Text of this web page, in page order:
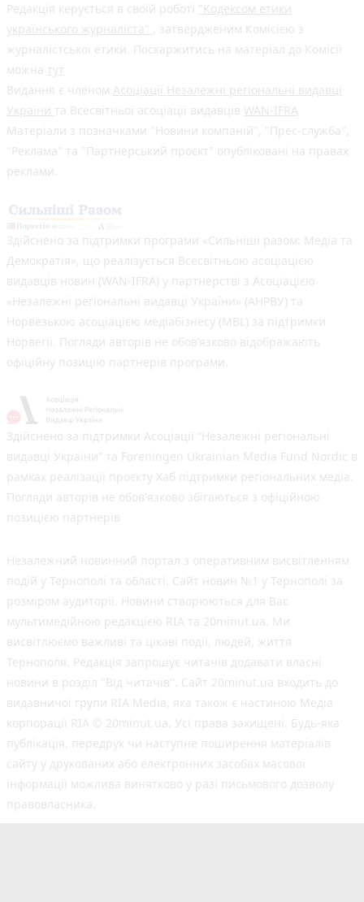
Редакція керується в своїй роботі "Кодексом етики
українського журналіста" , затвердженим Комісією з
журналістської етики. Поскаржитись на матеріал до Комісії
можна тут
Видання є членом Асоціації Незалежні регіональні видавці
України та Всесвітньої асоціації видавців WAN-IFRA
Матеріали з позначками "Новини компаній", "Прес-служба",
"Реклама" та "Партнерський проєкт" опубліковані на правах
реклами.
Здійснено за підтримки програми «Сильніші разом: Медіа та
Демократія», що реалізується Всесвітньою асоціацією
видавців новин (WAN-IFRA) у партнерстві з Асоціацією
«Незалежні регіональні видавці України» (АНРВУ) та
Норвезькою асоціацією медіабізнесу (MBL) за підтримки
Норвегії. Погляди авторів не обов’язково відображають
офіційну позицію партнерів програми.
Здійснено за підтримки Асоціації “Незалежні регіональні
видавці України” та Foreningen Ukrainian Media Fund Nordic в
рамках реалізації проєкту Хаб підтримки регіональних медіа.
Погляди авторів не обов'язково збігаються з офіційною
позицією партнерів
Незалежний новинний портал з оперативним висвітленням
подій у Тернополі та області. Сайт новин №1 у Тернополі за
розміром аудиторії. Новини створюються для Вас
мультимедійною редакцією RIA та 20minut.ua. Ми
висвітлюємо важливі та цікаві події, людей, життя
Тернополя. Редакція запрошує читачів додавати власні
новини в розділ "Від читачів". Сайт 20minut.ua входить до
видавничої групи RIA Media, яка також є частиною Медіа
корпорації RIA © 20minut.ua. Усі права захищені. Будь-яка
публiкацiя, передрук чи наступне поширення матеріалів
сайту у друкованих або електронних засобах масової
інформації можлива винятково у разі письмового дозволу
правовласника.